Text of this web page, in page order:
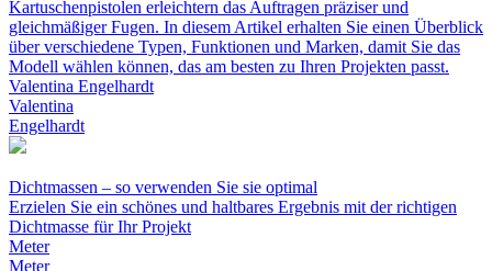
Kartuschenpistolen erleichtern das Auftragen präziser und
gleichmäßiger Fugen. In diesem Artikel erhalten Sie einen Überblick
über verschiedene Typen, Funktionen und Marken, damit Sie das
Modell wählen können, das am besten zu Ihren Projekten passt.
Valentina Engelhardt
Valentina
Engelhardt
Dichtmassen – so verwenden Sie sie optimal
Erzielen Sie ein schönes und haltbares Ergebnis mit der richtigen
Dichtmasse für Ihr Projekt
Meter
Meter